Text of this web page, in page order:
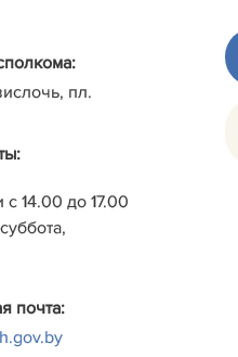
пл.
14.00 до 17.00
почта: